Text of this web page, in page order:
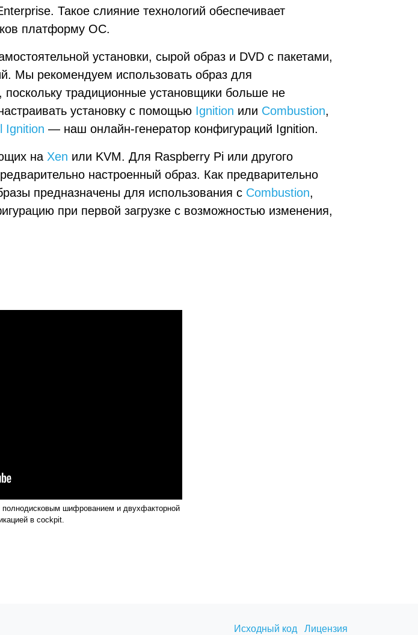
Такое слияние технологий обеспечивает
платформу ОС.
установки, сырой образ и DVD с пакетами,
Мы рекомендуем использовать образ для
традиционные установщики больше не
установку с помощью Ignition или Combustion,
Ignition — наш онлайн-генератор конфигураций Ignition.
на Xen или KVM. Для Raspberry Pi или другого
настроенный образ. Как предварительно
предназначены для использования с Combustion,
при первой загрузке с возможностью изменения,
полнодисковым шифрованием и двухфакторной
в cockpit.
Исходный код Лицензия